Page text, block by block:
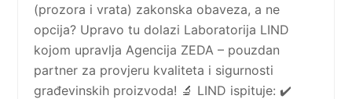
(prozora i vrata) zakonska obaveza, a ne
opcija? Upravo tu dolazi Laboratorija LIND
kojom upravlja Agencija ZEDA – pouzdan
partner za provjeru kvaliteta i sigurnosti
građevinskih proizvoda! 🔬 LIND ispituje: ✔️